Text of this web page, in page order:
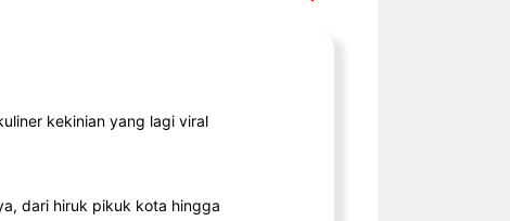
kekinian yang lagi viral
dari hiruk pikuk kota hingga